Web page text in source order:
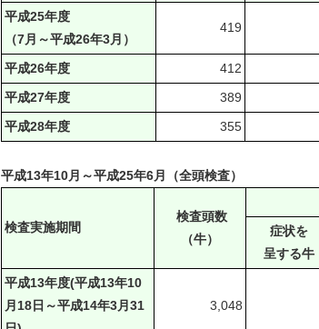
平成25年度
（7月～平成26年3月）
419
平成26年度 412
平成27年度
389
平成28年度
355
平成13年10月～平成25年6月（全頭検査）
検査実施期間
検査頭数
（牛）
症状を
呈する牛
平成13年度(平成13年10
月18日～平成14年3月31
3,048